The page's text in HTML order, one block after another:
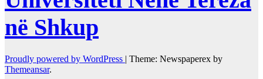
në Shkup
Proudly powered by WordPress | Theme: Newspaperex by
Themeansar.